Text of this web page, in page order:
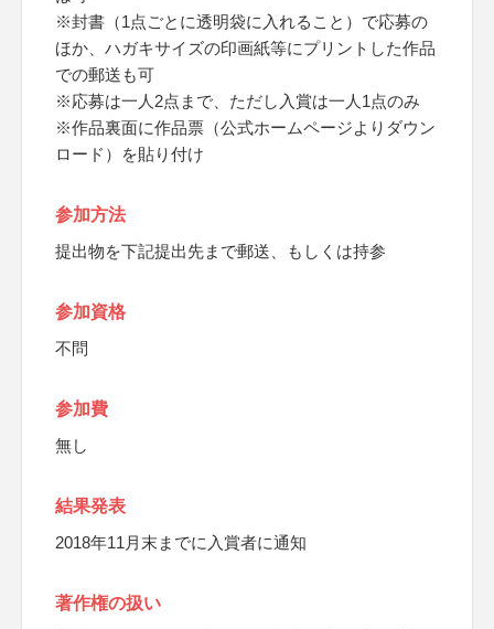
※封書（1点ごとに透明袋に入れること）で応募の
ほか、ハガキサイズの印画紙等にプリントした作品
での郵送も可
※応募は一人2点まで、ただし入賞は一人1点のみ
※作品裏面に作品票（公式ホームページよりダウン
ロード）を貼り付け
参加方法
提出物を下記提出先まで郵送、もしくは持参
参加資格
不問
参加費
無し
結果発表
2018年11月末までに入賞者に通知
著作権の扱い